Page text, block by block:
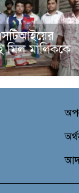
মিল মালিককে